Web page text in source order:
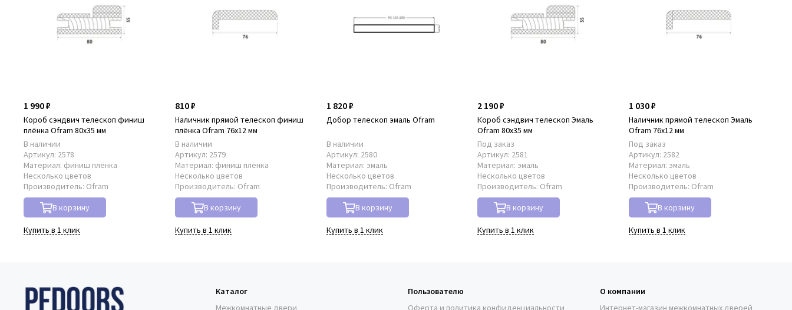
1 990 ₽
Короб сэндвич телескоп финиш
плёнка Ofram 80х35 мм
В наличии
Артикул: 2578
Материал: финиш плёнка
Несколько цветов
Производитель: Ofram
В корзину
Купить в 1 клик
810 ₽
Наличник прямой телескоп финиш
плёнка Ofram 76х12 мм
В наличии
Артикул: 2579
Материал: финиш плёнка
Несколько цветов
Производитель: Ofram
В корзину
Купить в 1 клик
1 820 ₽
Добор телескоп эмаль Ofram
В наличии
Артикул: 2580
Материал: эмаль
Несколько цветов
Производитель: Ofram
В корзину
Купить в 1 клик
2 190 ₽
Короб сэндвич телескоп Эмаль
Ofram 80х35 мм
Под заказ
Артикул: 2581
Материал: эмаль
Несколько цветов
Производитель: Ofram
В корзину
Купить в 1 клик
1 030 ₽
Наличник прямой телескоп Эмаль
Ofram 76х12 мм
Под заказ
Артикул: 2582
Материал: эмаль
Несколько цветов
Производитель: Ofram
В корзину
Купить в 1 клик
Каталог
Межкомнатные двери
Пользователю
Оферта и политика конфиденциальности
О компании
Интернет-магазин межкомнатных дверей